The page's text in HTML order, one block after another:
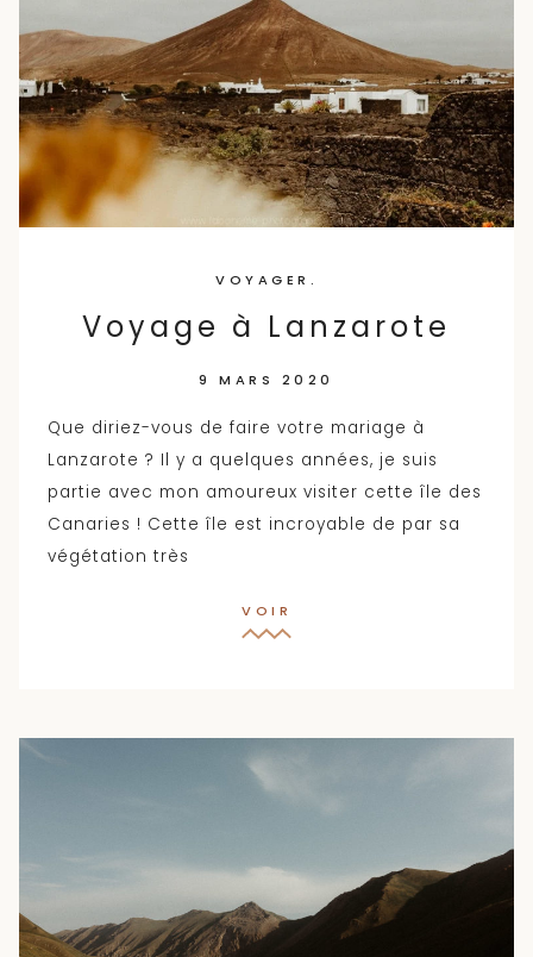
VOYAGER.
Voyage à Lanzarote
9 MARS 2020
Que diriez-vous de faire votre mariage à
Lanzarote ? Il y a quelques années, je suis
partie avec mon amoureux visiter cette île des
Canaries ! Cette île est incroyable de par sa
végétation très
VOIR